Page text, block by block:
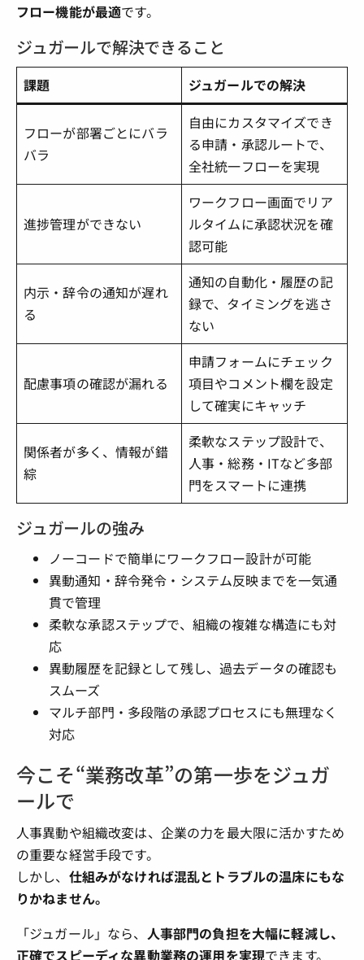
フロー機能が最適です。
ジュガールで解決できること
課題 ジュガールでの解決
フローが部署ごとにバラ
バラ
自由にカスタマイズでき
る申請・承認ルートで、
全社統一フローを実現
進捗管理ができない
ワークフロー画面でリア
ルタイムに承認状況を確
認可能
内示・辞令の通知が遅れ
る
通知の自動化・履歴の記
録で、タイミングを逃さ
ない
配慮事項の確認が漏れる
申請フォームにチェック
項目やコメント欄を設定
して確実にキャッチ
関係者が多く、情報が錯
綜
柔軟なステップ設計で、
人事・総務・ITなど多部
門をスマートに連携
ジュガールの強み
ノーコードで簡単にワークフロー設計が可能
異動通知・辞令発令・システム反映までを一気通
貫で管理
柔軟な承認ステップで、組織の複雑な構造にも対
応
異動履歴を記録として残し、過去データの確認も
スムーズ
マルチ部門・多段階の承認プロセスにも無理なく
対応
今こそ“業務改革”の第一歩をジュガ
ールで
人事異動や組織改変は、企業の力を最大限に活かすため
の重要な経営手段です。
しかし、 仕組みがなければ混乱とトラブルの温床にもな
りかねません。
「ジュガール」なら、 人事部門の負担を大幅に軽減し、
正確でスピーディな異動業務の運用を実現できます。